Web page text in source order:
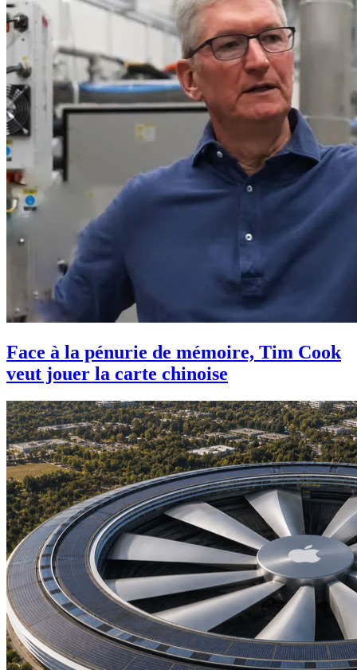
Face à la pénurie de mémoire, Tim Cook
veut jouer la carte chinoise